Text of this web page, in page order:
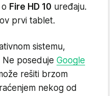
Fire HD 10 uređaju.
prvi tablet.
sistemu,
Ne poseduje Google
rešiti brzom
nekog od